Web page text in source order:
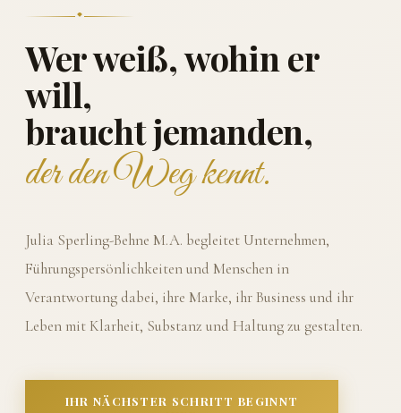
Wer weiß, wohin er
will,
braucht jemanden,
der den Weg kennt.
Julia Sperling-Behne M.A. begleitet Unternehmen,
Führungspersönlichkeiten und Menschen in
Verantwortung dabei, ihre Marke, ihr Business und ihr
Leben mit Klarheit, Substanz und Haltung zu gestalten.
IHR NÄCHSTER SCHRITT BEGINNT